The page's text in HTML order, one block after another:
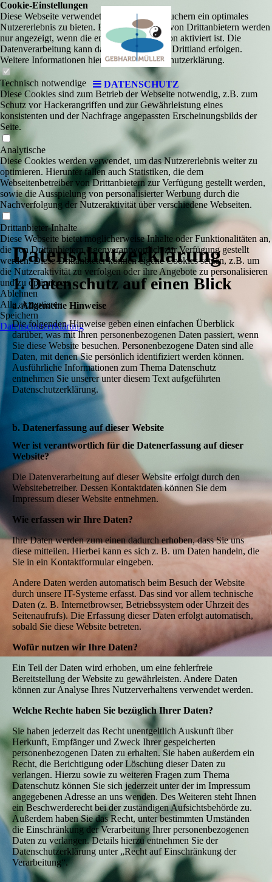
DATENSCHUTZ
Daten­schutz­erklärung
1. Datenschutz auf einen Blick
a. Allgemeine Hinweise
Die folgenden Hinweise geben einen einfachen Überblick
darüber, was mit Ihren personenbezogenen Daten passiert, wenn
Sie diese Website besuchen. Personenbezogene Daten sind alle
Daten, mit denen Sie persönlich identifiziert werden können.
Ausführliche Informationen zum Thema Datenschutz
entnehmen Sie unserer unter diesem Text aufgeführten
Datenschutzerklärung.
b. Datenerfassung auf dieser Website
Wer ist verantwortlich für die Datenerfassung auf dieser
Website?
Die Datenverarbeitung auf dieser Website erfolgt durch den
Websitebetreiber. Dessen Kontaktdaten können Sie dem
Impressum dieser Website entnehmen.
Wie erfassen wir Ihre Daten?
Ihre Daten werden zum einen dadurch erhoben, dass Sie uns
diese mitteilen. Hierbei kann es sich z. B. um Daten handeln, die
Sie in ein Kontaktformular eingeben.
Andere Daten werden automatisch beim Besuch der Website
durch unsere IT-Systeme erfasst. Das sind vor allem technische
Daten (z. B. Internetbrowser, Betriebssystem oder Uhrzeit des
Seitenaufrufs). Die Erfassung dieser Daten erfolgt automatisch,
sobald Sie diese Website betreten.
Wofür nutzen wir Ihre Daten?
Ein Teil der Daten wird erhoben, um eine fehlerfreie
Bereitstellung der Website zu gewährleisten. Andere Daten
können zur Analyse Ihres Nutzerverhaltens verwendet werden.
Welche Rechte haben Sie bezüglich Ihrer Daten?
Sie haben jederzeit das Recht unentgeltlich Auskunft über
Herkunft, Empfänger und Zweck Ihrer gespeicherten
personenbezogenen Daten zu erhalten. Sie haben außerdem ein
Recht, die Berichtigung oder Löschung dieser Daten zu
verlangen. Hierzu sowie zu weiteren Fragen zum Thema
Datenschutz können Sie sich jederzeit unter der im Impressum
angegebenen Adresse an uns wenden. Des Weiteren steht Ihnen
ein Beschwerderecht bei der zuständigen Aufsichtsbehörde zu.
Außerdem haben Sie das Recht, unter bestimmten Umständen
die Einschränkung der Verarbeitung Ihrer personenbezogenen
Daten zu verlangen. Details hierzu entnehmen Sie der
Datenschutzerklärung unter „Recht auf Einschränkung der
Verarbeitung“.
Cookie-Einstellungen
Diese Webseite verwendet Cookies, um Besuchern ein optimales
Nutzererlebnis zu bieten. Bestimmte Inhalte von Drittanbietern werden
nur angezeigt, wenn die entsprechende Option aktiviert ist. Die
Datenverarbeitung kann dann auch in einem Drittland erfolgen.
Weitere Informationen hierzu in der Datenschutzerklärung.
Technisch notwendige
Diese Cookies sind zum Betrieb der Webseite notwendig, z.B. zum
Schutz vor Hackerangriffen und zur Gewährleistung eines
konsistenten und der Nachfrage angepassten Erscheinungsbilds der
Seite.
Analytische
Diese Cookies werden verwendet, um das Nutzererlebnis weiter zu
optimieren. Hierunter fallen auch Statistiken, die dem
Webseitenbetreiber von Drittanbietern zur Verfügung gestellt werden,
sowie die Ausspielung von personalisierter Werbung durch die
Nachverfolgung der Nutzeraktivität über verschiedene Webseiten.
Drittanbieter-Inhalte
Diese Webseite bietet möglicherweise Inhalte oder Funktionalitäten an,
die von Drittanbietern eigenverantwortlich zur Verfügung gestellt
werden. Diese Drittanbieter können eigene Cookies setzen, z.B. um
die Nutzeraktivität zu verfolgen oder ihre Angebote zu personalisieren
und zu optimieren.
Ablehnen
Alle akzeptieren
Speichern
Datenschutzerklärung